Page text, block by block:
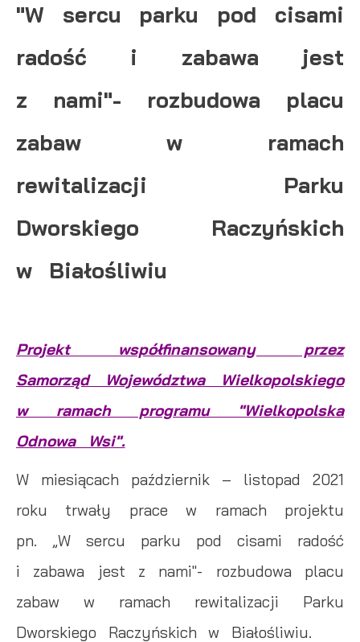
"W sercu parku pod cisami
radość i zabawa jest
z nami"- rozbudowa placu
zabaw w ramach
rewitalizacji Parku
Dworskiego Raczyńskich
w Białośliwiu
Projekt współfinansowany przez
Samorząd Województwa Wielkopolskiego
w ramach programu "Wielkopolska
Odnowa Wsi".
W miesiącach październik – listopad 2021
roku trwały prace w ramach projektu
pn. „W sercu parku pod cisami radość
i zabawa jest z nami"- rozbudowa placu
zabaw w ramach rewitalizacji Parku
Dworskiego Raczyńskich w Białośliwiu.